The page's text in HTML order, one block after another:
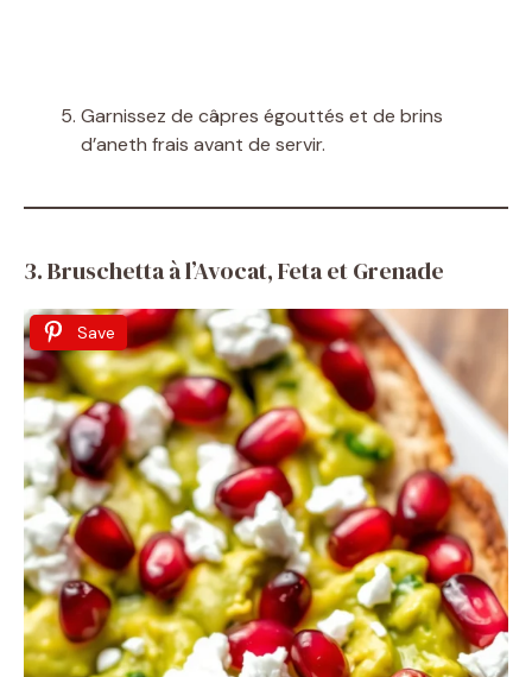
Garnissez de câpres égouttés et de brins
d’aneth frais avant de servir.
3. Bruschetta à l’Avocat, Feta et Grenade
Save